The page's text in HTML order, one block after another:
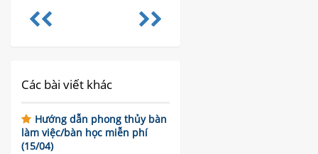
Các bài viết khác
Hướng dẫn phong thủy bàn
làm việc/bàn học miễn phí
(15/04)